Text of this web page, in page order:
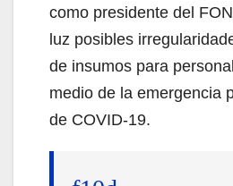
como presidente del
luz posibles
de insumos para
medio de la emergencia
de COVID-19.